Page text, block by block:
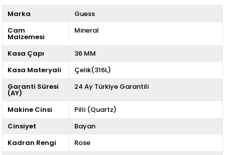
Marka
Guess
Cam
Malzemesi
Mineral
Kasa Çapı
36 MM
Kasa Materyali
Çelik(316L)
Garanti Süresi
(AY)
24 Ay Türkiye Garantili
Makine Cinsi
Pilli (Quartz)
Cinsiyet
Bayan
Kadran Rengi
Rose